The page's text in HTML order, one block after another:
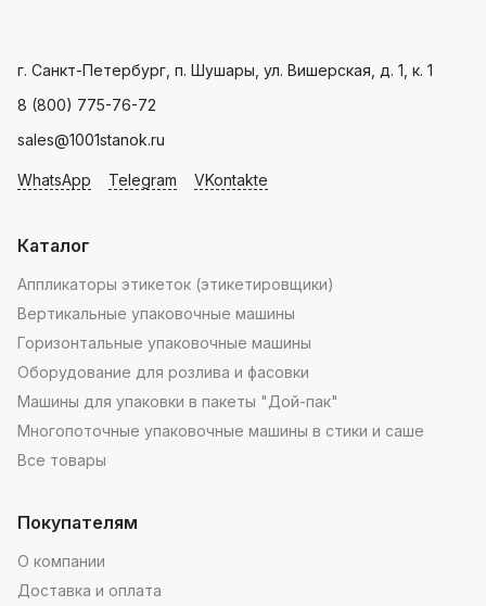
г. Санкт-Петербург, п. Шушары, ул. Вишерская, д. 1, к. 1
8 (800) 775-76-72
sales@1001stanok.ru
WhatsApp Telegram VKontakte
Каталог
Аппликаторы этикеток (этикетировщики)
Вертикальные упаковочные машины
Горизонтальные упаковочные машины
Оборудование для розлива и фасовки
Машины для упаковки в пакеты "Дой-пак"
Многопоточные упаковочные машины в стики и саше
Все товары
Покупателям
О компании
Доставка и оплата